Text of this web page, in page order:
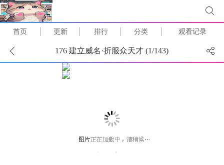
首页 更新 排行 分类 观看记录
176 建立威名·折服众天才 (1/143)